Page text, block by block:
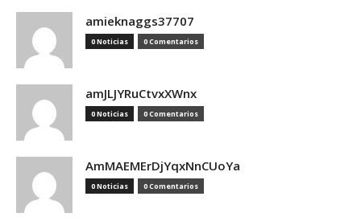
amieknaggs37707
0 Noticias 0 Comentarios
amJLJYRuCtvxXWnx
0 Noticias 0 Comentarios
AmMAEMErDjYqxNnCUoYa
0 Noticias 0 Comentarios